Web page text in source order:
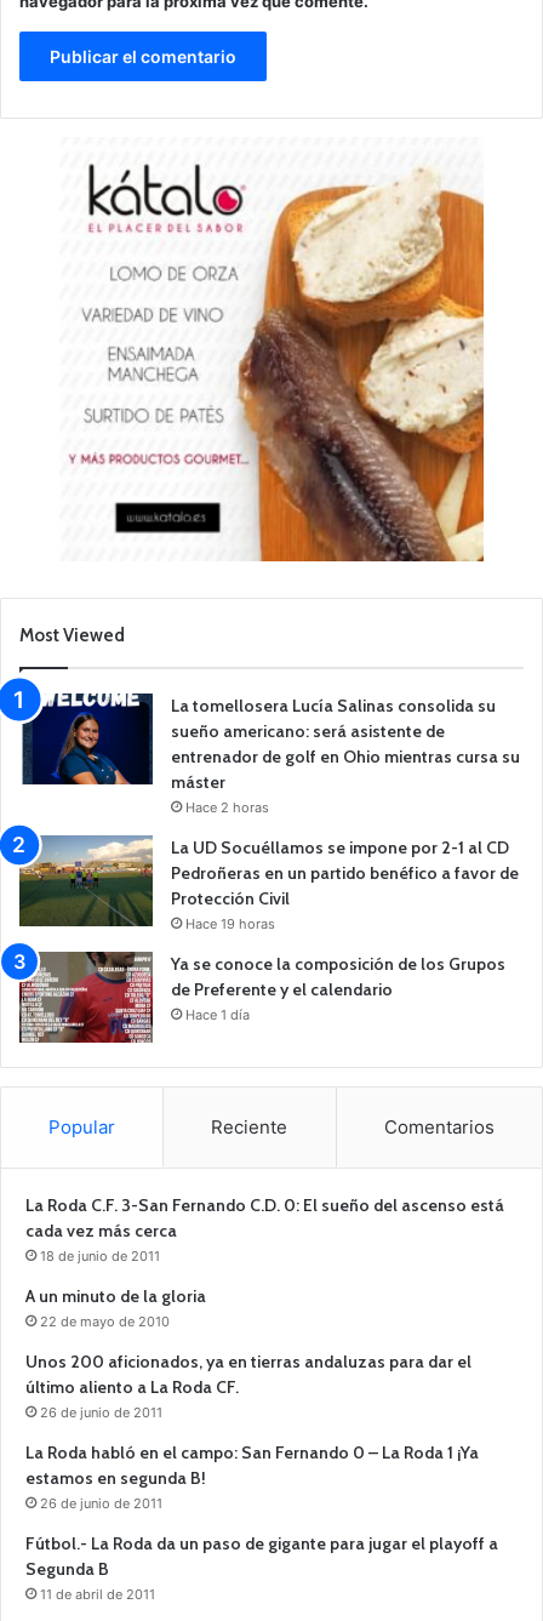
Most Viewed
La tomellosera Lucía Salinas consolida su
sueño americano: será asistente de
entrenador de golf en Ohio mientras cursa su
máster
Hace 2 horas
La UD Socuéllamos se impone por 2-1 al CD
Pedroñeras en un partido benéfico a favor de
Protección Civil
Hace 19 horas
Ya se conoce la composición de los Grupos
de Preferente y el calendario
Hace 1 día
Popular Reciente Comentarios
La Roda C.F. 3-San Fernando C.D. 0: El sueño del ascenso está
cada vez más cerca
18 de junio de 2011
A un minuto de la gloria
22 de mayo de 2010
Unos 200 aficionados, ya en tierras andaluzas para dar el
último aliento a La Roda CF.
26 de junio de 2011
La Roda habló en el campo: San Fernando 0 – La Roda 1 ¡Ya
estamos en segunda B!
26 de junio de 2011
Fútbol.- La Roda da un paso de gigante para jugar el playoff a
Segunda B
11 de abril de 2011